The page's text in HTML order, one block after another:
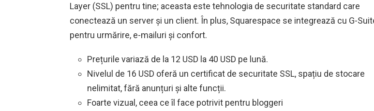
Layer (SSL) pentru tine; aceasta este tehnologia de securitate standard care
conectează un server și un client. În plus, Squarespace se integrează cu G-
pentru urmărire, e-mailuri și confort.
Prețurile variază de la 12 USD la 40 USD pe lună.
Nivelul de 16 USD oferă un certificat de securitate SSL, spațiu de stocare
nelimitat, fără anunțuri și alte funcții.
Foarte vizual, ceea ce îl face potrivit pentru bloggeri